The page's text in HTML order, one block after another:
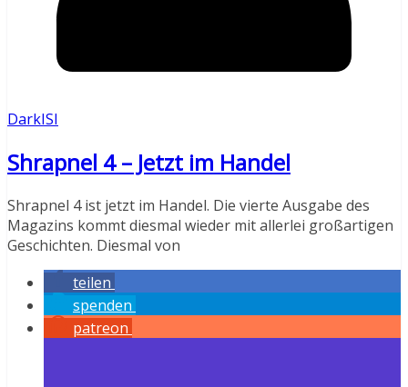
DarkISI
Shrapnel 4 – Jetzt im Handel
Shrapnel 4 ist jetzt im Handel. Die vierte Ausgabe des
Magazins kommt diesmal wieder mit allerlei großartigen
Geschichten. Diesmal von
teilen
spenden
patreon